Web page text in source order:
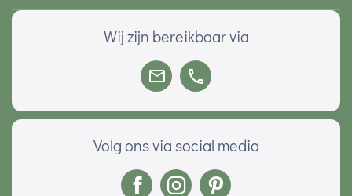
Wij zijn bereikbaar via
Volg ons via social media